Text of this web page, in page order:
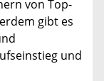
von Top-
gibt es
und